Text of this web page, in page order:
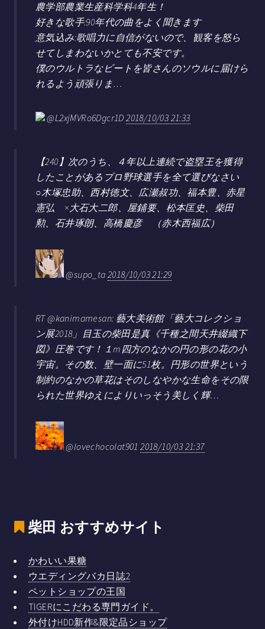
農学部農業生産科学科4年生！
好きな歌手:90年代の曲をよく聞きます
意気込み:歌唱力に自信がないので、観客を怒ら
せてしまわないかとても不安です。
僕のウルトラなビートを皆さんのソウルに届けら
れるよう頑張りま…
@L2xjMVRo6Dgcr1D2018/10/03 21:33
【240】次のうち、４年以上連続で盗塁王を獲得
したことがあるプロ野球選手を全て選びなさい
○木塚忠助、西村徳文、広瀬叔功、福本豊、赤星
憲弘 ×大石大二郎、屋鋪要、松本匡史、柴田
勲、石井琢朗、高橋慶彦 （赤木西福広）
@supo_ta2018/10/03 21:29
RT @kanimamesan: 藝大美術館「藝大コレクショ
ン展2018」目玉の柴田是真《千種之間天井綴織下
図》圧巻です！１m四方のなかの円の形の花の小
宇宙。その数、壁一面に51枚。円形の世界という
制約のなかの草花はそのしなやかな生命をその限
られた世界ゆえによりいっそう美しく輝…
@lovechocolat9012018/10/03 21:37
柴田 おすすめサイト
かわいい果糖
ウエディングバカ日誌2
ペットショップの王国
TIGERにこだわる専門ガイド。
外付けHDD新作&限定品ショップ